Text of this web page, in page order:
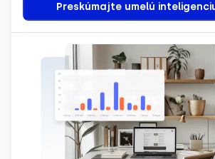
Preskúmajte umelú